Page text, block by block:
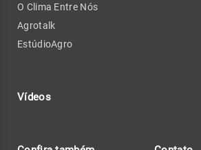
O Clima Entre Nós
Agrotalk
EstúdioAgro
Vídeos